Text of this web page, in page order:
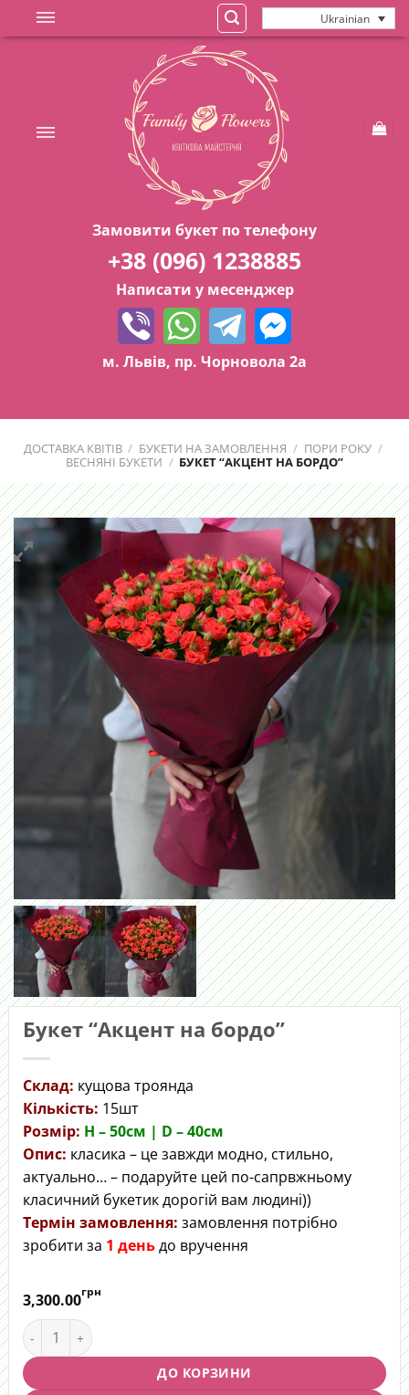
to
Ukrainian
Замовити букет по телефону
+38 (096) 1238885
Написати у месенджер
м. Львів, пр. Чорновола 2а
ДОСТАВКА КВІТІВ / БУКЕТИ НА ЗАМОВЛЕННЯ / ПОРИ РОКУ /
ВЕСНЯНІ БУКЕТИ / БУКЕТ “АКЦЕНТ НА БОРДО”
Букет “Акцент на бордо”
Склад: кущова троянда
Кількість: 15шт
Розмір: H – 50cм | D – 40см
Опис: класика – це завжди модно, стильно,
актуально… – подаруйте цей по-сапрвжньому
класичний букетик дорогій вам людині))
Термін замовлення: замовлення потрібно
зробити за 1 деньдо вручення
3,300.00грн
Букет "Акцент на бордо" quantity
ДО КОРЗИНИ